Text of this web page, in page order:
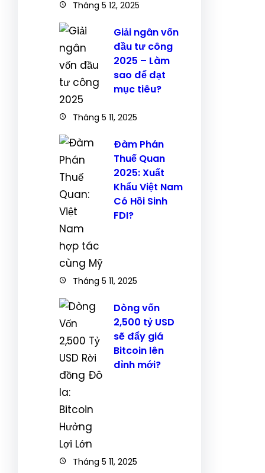
Tháng 5 12, 2025
Giải ngân vốn
đầu tư công
2025 – Làm
sao để đạt
mục tiêu?
Tháng 5 11, 2025
Đàm Phán
Thuế Quan
2025: Xuất
Khẩu Việt Nam
Có Hồi Sinh
FDI?
Tháng 5 11, 2025
Dòng vốn
2,500 tỷ USD
sẽ đẩy giá
Bitcoin lên
đỉnh mới?
Tháng 5 11, 2025